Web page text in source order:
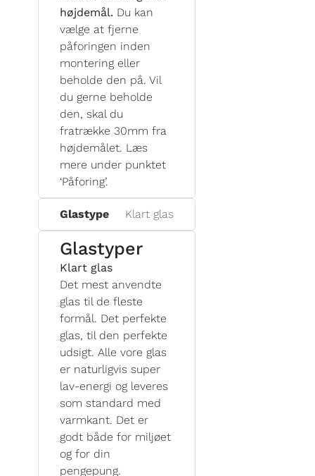
højdemål. Du kan
vælge at fjerne
påforingen inden
montering eller
beholde den på. Vil
du gerne beholde
den, skal du
fratrække 30mm fra
højdemålet. Læs
mere under punktet
‘Påforing’.
Glastype Klart glas
Glastyper
Klart glas
Det mest anvendte
glas til de fleste
formål. Det perfekte
glas, til den perfekte
udsigt. Alle vore glas
er naturligvis super
lav-energi og leveres
som standard med
varmkant. Det er
godt både for miljøet
og for din
pengepung.